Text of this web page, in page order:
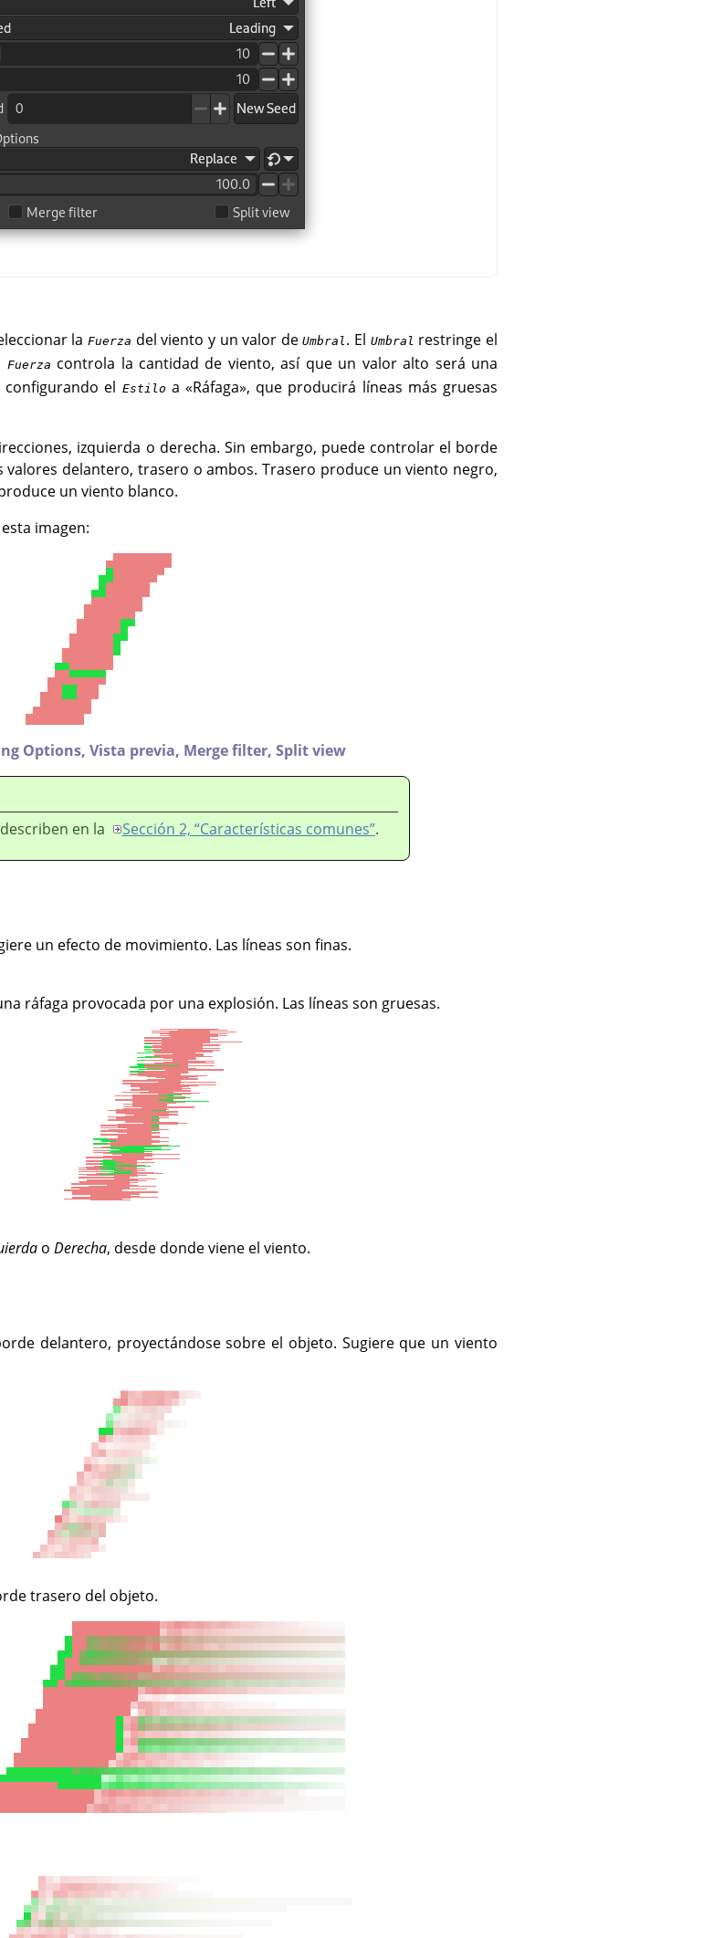
laFuerza del viento y un valor deUmbral . El Umbral restringe el
Fuerza controla la cantidad de viento, así que un valor alto será una
el Estilo a «Ráfaga», que producirá líneas más gruesas
izquierda o derecha. Sin embargo, puede controlar el borde
valores delantero, trasero o ambos. Trasero produce un viento negro,
un viento blanco.
imagen:
Options, Vista previa, Merge filter, Split view
en la
Sección 2, “Características comunes”.
un efecto de movimiento. Las líneas son finas.
ráfaga provocada por una explosión. Las líneas son gruesas.
o Derecha, desde donde viene el viento.
delantero, proyectándose sobre el objeto. Sugiere que un viento
trasero del objeto.